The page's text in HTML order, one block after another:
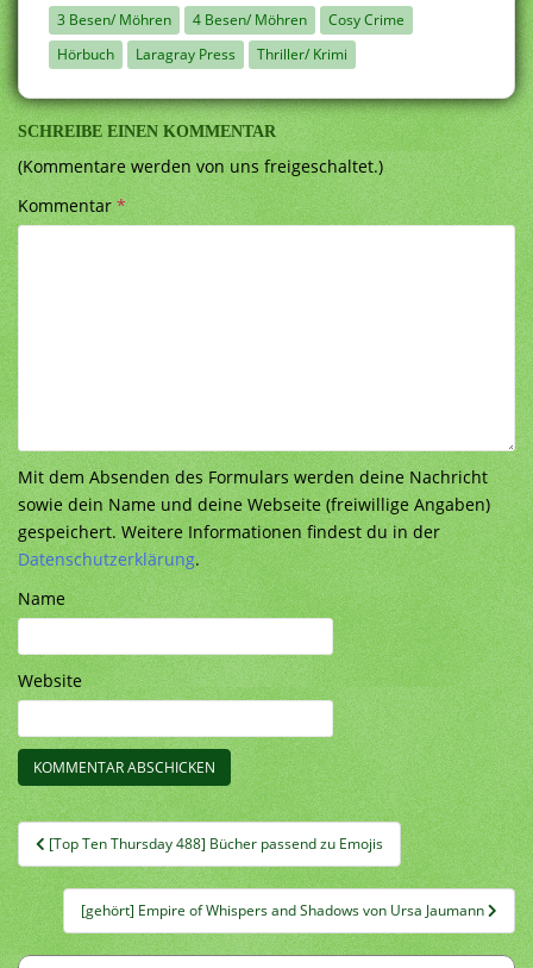
3 Besen/ Möhren 4 Besen/ Möhren
Cosy Crime
Hörbuch
Laragray Press Thriller/ Krimi
SCHREIBE EINEN KOMMENTAR
(Kommentare werden von uns freigeschaltet.)
Kommentar*
Mit dem Absenden des Formulars werden deine Nachricht
sowie dein Name und deine Webseite (freiwillige Angaben)
gespeichert. Weitere Informationen findest du in der
Datenschutzerklärung.
Name
Website
Beitragsnavigation
[Top Ten Thursday 488] Bücher passend zu Emojis
[gehört] Empire of Whispers and Shadows von Ursa Jaumann